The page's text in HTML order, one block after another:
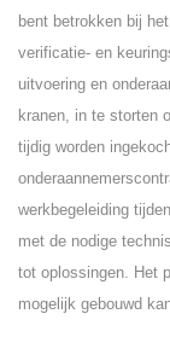
bent betrokken bij
verificatie- en
uitvoering en
kranen, in te storten
tijdig worden
werkbegeleiding
met de nodige
tot oplossingen. Het
mogelijk gebouwd